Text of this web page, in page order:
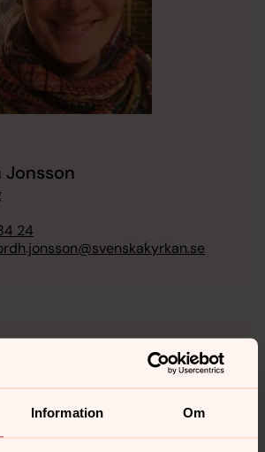
Information Om
Jonsson
24